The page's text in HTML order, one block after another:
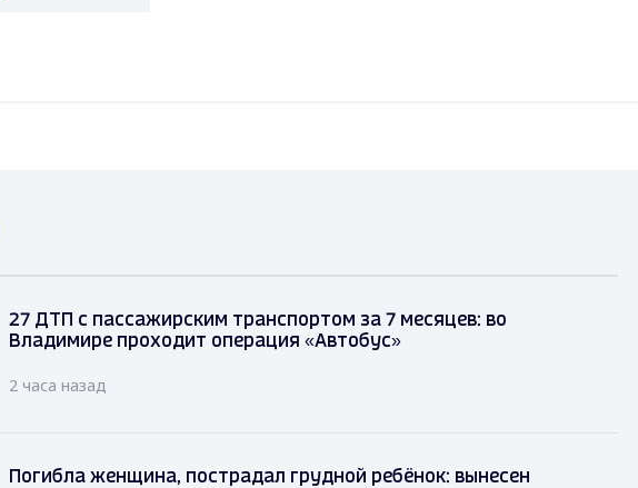
27 ДТП с пассажирским транспортом за 7 месяцев: во
Владимире проходит операция «Автобус»
2 часа назад
Погибла женщина, пострадал грудной ребёнок: вынесен